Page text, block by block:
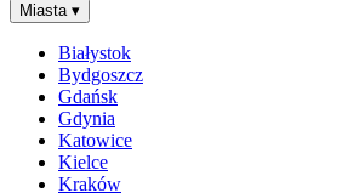
Miasta ▾
Białystok
Bydgoszcz
Gdańsk
Gdynia
Katowice
Kielce
Kraków